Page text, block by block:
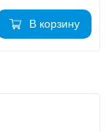
В корзину